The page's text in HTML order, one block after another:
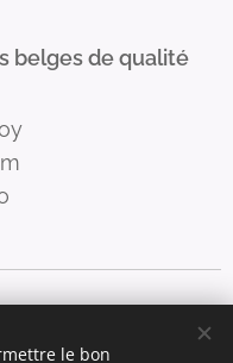
belges de qualité
le bon